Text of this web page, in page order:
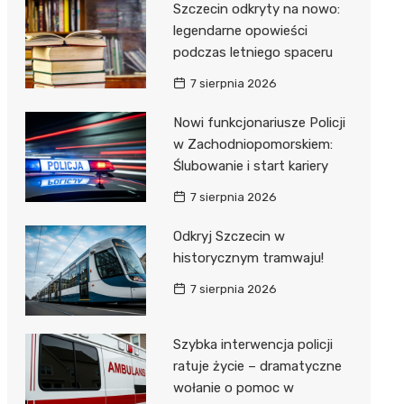
Szczecin odkryty na nowo:
legendarne opowieści
podczas letniego spaceru
7 sierpnia 2026
Nowi funkcjonariusze Policji
w Zachodniopomorskiem:
Ślubowanie i start kariery
7 sierpnia 2026
Odkryj Szczecin w
historycznym tramwaju!
7 sierpnia 2026
Szybka interwencja policji
ratuje życie – dramatyczne
wołanie o pomoc w